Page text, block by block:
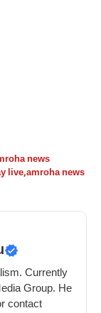
news
live,amroha news
Currently
Group. He
contact